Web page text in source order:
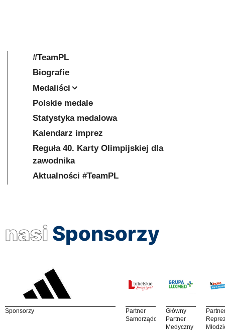
#TeamPL
Biografie
Medaliści
Polskie medale
Statystyka medalowa
Kalendarz imprez
Reguła 40. Karty Olimpijskiej dla
zawodnika
Aktualności #TeamPL
nasi Sponsorzy
Sponsorzy
Partner
Samorządowy
Główny
Partner
Medyczny